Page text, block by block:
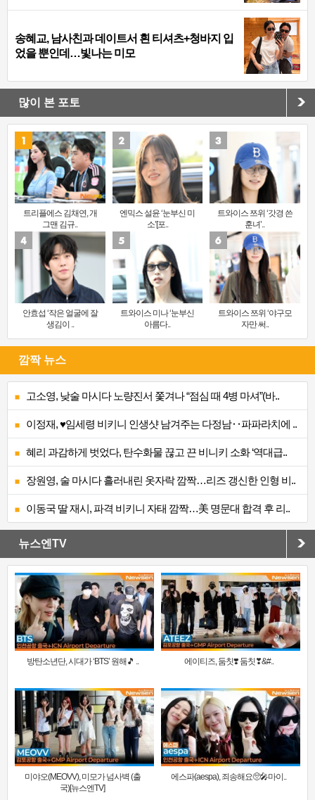
송혜교, 남사친과 데이트서 흰 티셔츠+청바지 입
었을 뿐인데…빛나는 미모
많이 본 포토
트리플에스 김채연, 개
그맨 김규..
엔믹스 설윤 ‘눈부신 미
소’[포..
트와이스 쯔위 ‘갓경 쓴
훈녀’..
안효섭 ‘작은 얼굴에 잘
생김이 ..
트와이스 미나 ‘눈부신
아름다..
트와이스 쯔위 ‘야구모
자만 써..
깜짝 뉴스
고소영, 낮술 마시다 노량진서 쫓겨나 “점심 때 4병 마셔”(바..
이정재, ♥임세령 비키니 인생샷 남겨주는 다정남‥파파라치에 ..
혜리 과감하게 벗었다, 탄수화물 끊고 끈 비니키 소화 ‘역대급..
장원영, 술 마시다 흘러내린 옷자락 깜짝…리즈 갱신한 인형 비..
이동국 딸 재시, 파격 비키니 자태 깜짝…美 명문대 합격 후 리..
뉴스엔TV
방탄소년단, 시대가 ‘BTS’ 원해🎵 .. 에이티즈, 둠칫❣️ 둠칫❣&#..
미야오(MEOVV), 미모가 넘사벽 (출
국)[뉴스엔TV]
에스파(aespa), 죄송해요🥺🎤마이..